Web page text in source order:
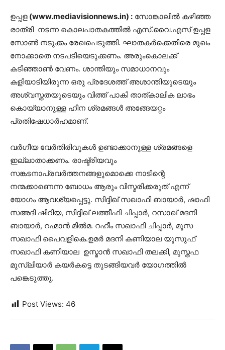
ഉപ്പള (www.mediavisionnews.in) : സോങ്കാലിൽ കഴിഞ്ഞ
രാത്രി നടന്ന കൊലപാതകത്തിൽ എസ്.വൈ.എസ് ഉപ്പള
സോൺ നടുക്കം രേഖപെടുത്തി. ഘാതകർക്കെതിരെ മുഖം
നോക്കാതെ നടപടിയെടുക്കണം. അരുംകൊലക്ക്
കടിഞ്ഞാൺ വേണം. ശാന്തിയും സമാധാനവും
കളിയാടിയിരുന്ന ഒരു പ്രദേശത്ത് അശാന്തിയുടെയും
അശ്വസ്തതയുടെയും വിത്ത് പാകി താത്കാലിക ലാഭം
കൊയ്യാനുള്ള ഹീന ശ്രമങ്ങൾ അങ്ങേയറ്റം
പ്രതിഷേധാർഹമാണ്.
വർഗീയ വേർതിരിവുകൾ ഉണ്ടാക്കാനുള്ള ശ്രമങ്ങളെ
ഇല്ലാതാക്കണം. രാഷ്ട്രിയവും
സങ്കടനാപ്രവർത്തനങ്ങളുമൊക്കെ നാടിന്റെ
നന്മക്കാണെന്ന ബോധം ആരും വിസ്മരിക്കരുത് എന്ന്
യോഗം ആവശ്യപ്പെട്ടു. സിദ്ദിഖ് സഖാഫി ബായാർ, ഷാഫി
സഅദി ഷിറിയ, സിദ്ദിഖ് ലത്തീഫി ചിപ്പാർ, റസാഖ് മദനി
ബായാർ, റഹ്മാൻ മിൽമ. റഹീം സഖാഫി ചിപ്പാർ, മൂസ
സഖാഫി പൈവളികെ.ഉമർ മദനി കണിയാല യൂസുഫ്
സഖാഫി കണിയാല ഉസ്മാൻ സഖാഫി തലക്കി, മുസ്തഫ
മുസ്‌ലിയാർ കയർകട്ടെ തുടങ്ങിയവർ യോഗത്തിൽ
പങ്കെടുത്തു.
Post Views: 46